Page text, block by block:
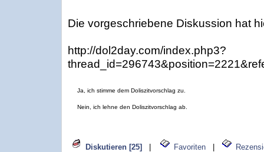
Die vorgeschriebene Diskussion hat
http://dol2day.com/index.php3?
Ja, ich stimme dem Doliszitvorschlag zu.
Nein, ich lehne den Doliszitvorschlag ab.
Diskutieren [25] Favoriten